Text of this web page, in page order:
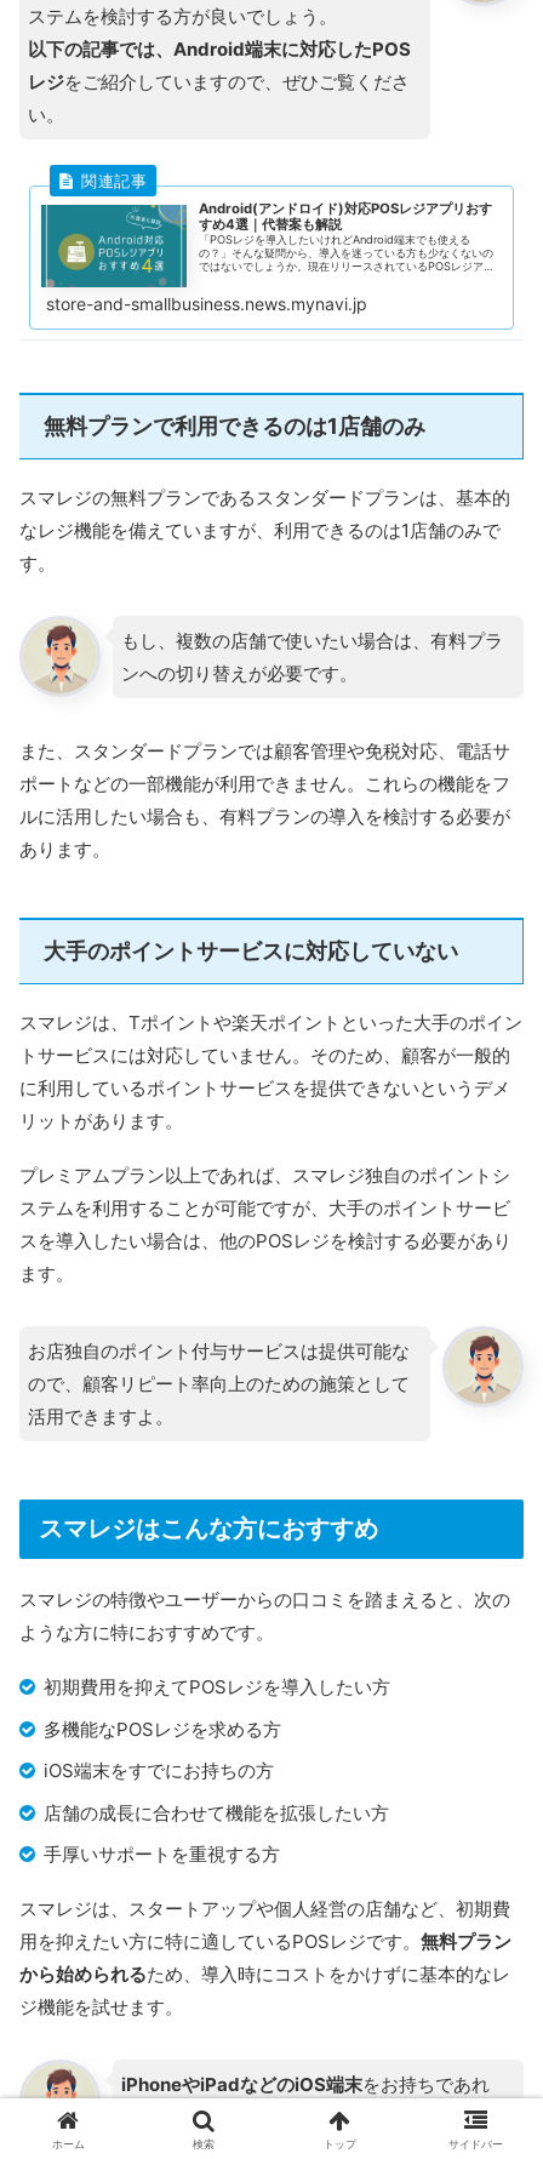
ステムを検討する方が良いでしょう。
以下の記事では、Android端末に対応したPOS
レジをご紹介していますので、ぜひご覧くださ
い。
Android(アンドロイド)対応POSレジアプリおす
すめ4選｜代替案も解説
「POSレジを導入したいけれどAndroid端末でも使える
の？」そんな疑問から、導入を迷っている方も少なくないの
ではないでしょうか。現在リリースされているPOSレジアプ
store-and-smallbusiness.news.mynavi.jp
無料プランで利用できるのは1店舗のみ
スマレジの無料プランであるスタンダードプランは、基本的
なレジ機能を備えていますが、利用できるのは1店舗のみで
す。
もし、複数の店舗で使いたい場合は、有料プラ
ンへの切り替えが必要です。
また、スタンダードプランでは顧客管理や免税対応、電話サ
ポートなどの一部機能が利用できません。これらの機能をフ
ルに活用したい場合も、有料プランの導入を検討する必要が
あります。
大手のポイントサービスに対応していない
スマレジは、Tポイントや楽天ポイントといった大手のポイン
トサービスには対応していません。そのため、顧客が一般的
に利用しているポイントサービスを提供できないというデメ
リットがあります。
プレミアムプラン以上であれば、スマレジ独自のポイントシ
ステムを利用することが可能ですが、大手のポイントサービ
スを導入したい場合は、他のPOSレジを検討する必要があり
ます。
お店独自のポイント付与サービスは提供可能な
ので、顧客リピート率向上のための施策として
活用できますよ。
スマレジはこんな方におすすめ
スマレジの特徴やユーザーからの口コミを踏まえると、次の
ような方に特におすすめです。
初期費用を抑えてPOSレジを導入したい方
多機能なPOSレジを求める方
iOS端末をすでにお持ちの方
店舗の成長に合わせて機能を拡張したい方
手厚いサポートを重視する方
スマレジは、スタートアップや個人経営の店舗など、初期費
用を抑えたい方に特に適しているPOSレジです。 無料プラン
から始められるため、導入時にコストをかけずに基本的なレ
ジ機能を試せます。
iPhoneやiPadなどのiOS端末をお持ちであれ
ば、すぐに利用をスタートでき、初期準備もス
ムーズです。
ホーム 検索 トップ サイドバー